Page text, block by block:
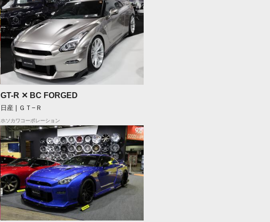
GT-R ✕ BC FORGED
日産 | ＧＴ−Ｒ
ホソカワコーポレーション